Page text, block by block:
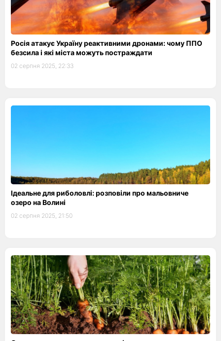
Росія атакує Україну реактивними дронами: чому ППО
безсила і які міста можуть постраждати
02 серпня 2025, 22:33
Ідеальне для риболовлі: розповіли про мальовниче
озеро на Волині
02 серпня 2025, 21:50